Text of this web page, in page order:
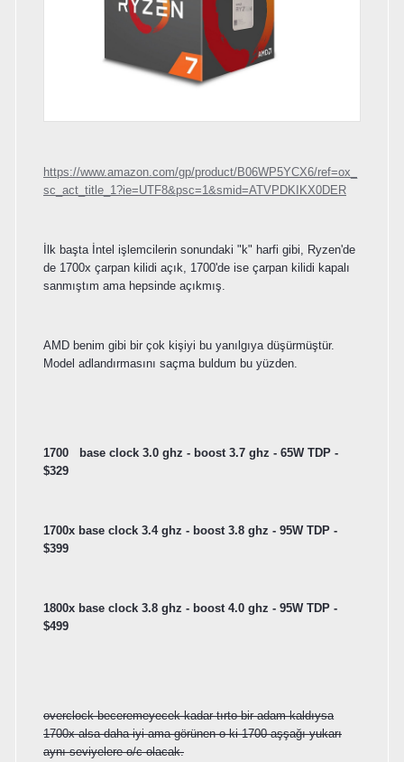
https://www.amazon.com/gp/product/B06WP5YCX6/ref=ox_
sc_act_title_1?ie=UTF8&psc=1&smid=ATVPDKIKX0DER
İlk başta İntel işlemcilerin sonundaki "k" harfi gibi, Ryzen'de
de 1700x çarpan kilidi açık, 1700'de ise çarpan kilidi kapalı
sanmıştım ama hepsinde açıkmış.
AMD benim gibi bir çok kişiyi bu yanılgıya düşürmüştür.
Model adlandırmasını saçma buldum bu yüzden.
1700 base clock 3.0 ghz - boost 3.7 ghz - 65W TDP -
$329
1700x base clock 3.4 ghz - boost 3.8 ghz - 95W TDP -
$399
1800x base clock 3.8 ghz - boost 4.0 ghz - 95W TDP -
$499
overclock beceremeyecek kadar tırto bir adam kaldıysa
1700x alsa daha iyi ama görünen o ki 1700 aşşağı yukarı
aynı seviyelere o/c olacak.